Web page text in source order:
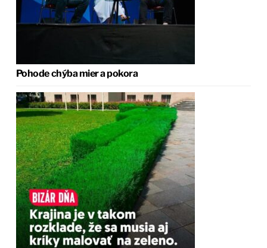
Pohode chýba mier a pokora